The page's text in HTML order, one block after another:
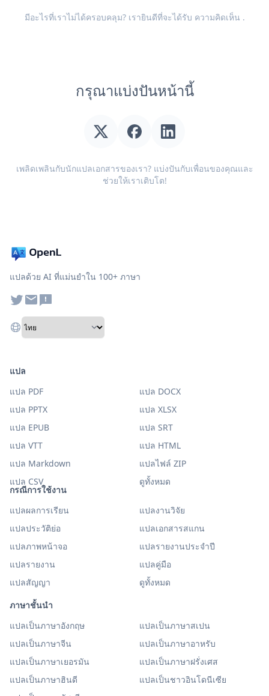
มีอะไรที่เราไม่ได้ครอบคลุม? เรายินดีที่จะได้รับ ความคิดเห็น .
กรุณาแบ่งปันหน้านี้
เพลิดเพลินกับนักแปลเอกสารของเรา? แบ่งปันกับเพื่อนของคุณและ
ช่วยให้เราเติบโต!
แปลด้วย AI ที่แม่นยำใน 100+ ภาษา
กรณีการใช้งาน
แปลผลการเรียน
แปลงานวิจัย
แปลประวัติย่อ
แปลเอกสารสแกน
แปลภาพหน้าจอ
แปลรายงานประจำปี
แปลรายงาน
แปลคู่มือ
แปลสัญญา
ดูทั้งหมด
ภาษาชั้นนำ
แปลเป็นภาษาอังกฤษ
แปลเป็นภาษาสเปน
แปลเป็นภาษาจีน
แปลเป็นภาษาอาหรับ
แปลเป็นภาษาเยอรมัน
แปลเป็นภาษาฝรั่งเศส
แปลเป็นภาษาฮินดี
แปลเป็นชาวอินโดนีเซีย
แปล
แปล PDF
แปล DOCX
แปล PPTX
แปล XLSX
แปล EPUB
แปล SRT
แปล VTT
แปล HTML
แปล Markdown
แปลไฟล์ ZIP
แปล CSV
ดูทั้งหมด